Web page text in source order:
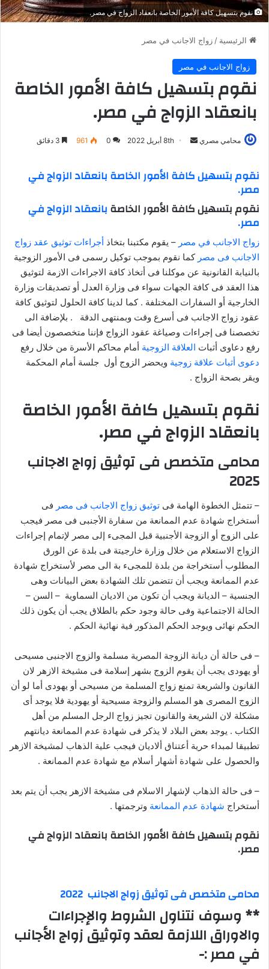
نقوم بتسهيل كافة الأمور الخاصة بانعقاد الزواج في مصر.
الرئيسية / زواج الاجانب في مصر
زواج الاجانب في مصر
نقوم بتسهيل كافة الأمور الخاصة
بانعقاد الزواج في مصر.
محامي مصري
س
ر
د
ا
إ
ل
ك
8th أبريل 2022 0
961
نقوم بتسهيل كافة الأمور الخاصة بانعقاد الزواج في
مصر.
نقوم بتسهيل كافة الأمور الخاصةبانعقاد الزواج في
مصر.
زواج الاجانب في مصر – يقوم مكتبنا بتخاذ أجراءات توثيق عقد زواج
الاجانب فى مصر كما نقوم بموجب توكيل رسمى فى الأمور الزوجية
بالنيابة القانونية عن موكلنا فى أتخاذ كافة الاجراءات الازمة لتوثيق
هذا العقد فى كافة الجهات سواء فى وزارة العدل أو تصديقات وزارة
الخارجية أو السفارات المختلفة . كما لدينا كافة الحلول لتوثيق كافة
عقود زواج الاجانب فى أسرع وقت وبمنتهى الدقة . بلإضافة الى
تخصصنا فى إجراءات وصياغة عقود الزواج فإننا متخصصون أيضا فى
رفع دعاوى أثبات العلاقة الزوجية أمام محاكم الأسرة من خلال رفع
دعوى أثبات علاقة زوجية ويحضر الزوج أول جلسة أمام المحكمة
ويقر بصحة الزواج .
نقوم بتسهيل كافة الأمور الخاصة
بانعقاد الزواج في مصر.
محامى متخصص فى توثيق زواج الاجانب
2025
– تتمثل الخطوة الهامة فى توثيق زواج الاجانب فى مصر فى
أستخراج شهادة عدم الممانعة من سفارة الأجنبى فى مصر فيجب
على الزوج أو الزوجة الأجنبية قبل المجىء إلى مصر لإتمام إجراءات
الزواج الاستعلام من خلال وزارة خارجيتة فى بلدة عن الورق
المطلوب أستخراجة من بلدة للمجىء بة الى مصر لأستخراج شهادة
عدم الممانعة ويجب أن تتضمن تلك الشهادة بعض البيانات وهى
الجنسية – الديانة ويجب أن تكون من الاديان السماوية – السن –
الحالة الاجتماعية وفى حالة وجود حكم بالطلاق يجب أن يكون ذلك
الحكم نهائى ويوجد الحكم المذكور فية نهائية الحكم .
– فى حالة أن ديانة الزوجة المصرية مسلمة والزوج الاجنبى مسيحى
أو يهودى يجب أن يقوم الزوج بشهر إسلامة فى مشيخة الازهر لان
القانون والشريعة تمنع زواج المسلمة من مسيحى أو يهودى أما لو أن
الزوج المصرى هو المسلم والزوجة مسيحية أو يهودية فلا يوجد أى
مشكلة لان الشريعة والقانون تجيز زواج الرجل المسلم من أهل
الكتاب . يوجد بعض البلاد لا يذكر فى شهادة عدم الممانعة ديانتهم
تطبيقا لمبداء حرية أعتناق ألاديان فيجب علية الذهاب لمشيخة الازهر
والحصول على شهادة أشهار أسلام مع شهادة عدم الممانعة .
– فى حالة الذهاب لإشهار الاسلام فى مشيخة الازهر يجب أن يتم بعد
أستخراج شهادة عدم الممانعة وترجمتها .
نقوم بتسهيل كافة الأمور الخاصة بانعقاد الزواج في
مصر.
محامى متخصص فى توثيق زواج الاجانب 2022
** وسوف نتناول الشروط والإجراءات
والاوراق اللازمة لعقد وتوثيق زواج الأجانب
في مصر :-